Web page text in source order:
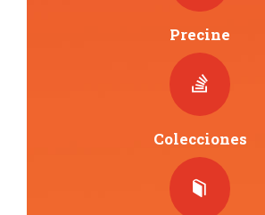
Precine
Colecciones